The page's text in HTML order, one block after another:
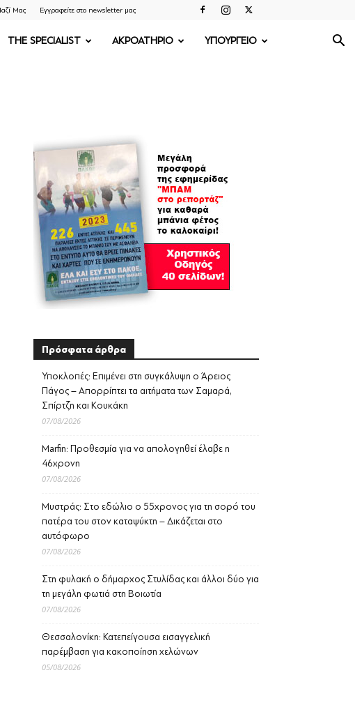
Μας Εγγραφείτε στο newsletter μας
THE SPECIALIST ΑΚΡΟΑΤΗΡΙΟ ΥΠΟΥΡΓΕΙΟ
Πρόσφατα άρθρα
Υποκλοπές: Επιμένει στη συγκάλυψη ο Άρειος
Πάγος – Απορρίπτει τα αιτήματα των Σαμαρά,
Σπίρτζη και Κουκάκη
07/08/2026
Marfin: Προθεσμία για να απολογηθεί έλαβε η
46χρονη
07/08/2026
Μυστράς: Στο εδώλιο ο 55χρονος για τη σορό του
πατέρα του στον καταψύκτη – Δικάζεται στο
αυτόφωρο
07/08/2026
Στη φυλακή ο δήμαρχος Στυλίδας και άλλοι δύο για
τη μεγάλη φωτιά στη Βοιωτία
07/08/2026
Θεσσαλονίκη: Κατεπείγουσα εισαγγελική
παρέμβαση για κακοποίηση χελώνων
05/08/2026